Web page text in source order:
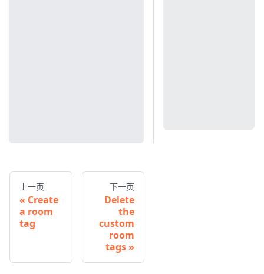
上一页
Create
a room
tag
下一页
Delete
the
custom
room
tags